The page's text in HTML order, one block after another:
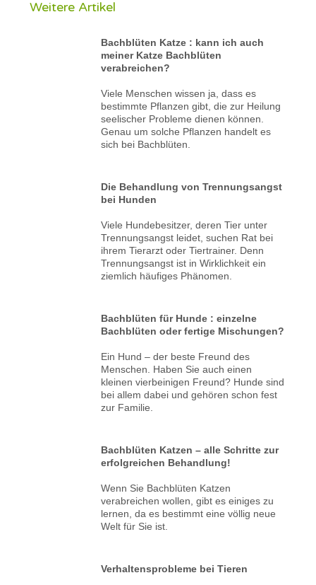
Weitere Artikel
Bachblüten Katze : kann ich auch
meiner Katze Bachblüten
verabreichen?
Viele Menschen wissen ja, dass es
bestimmte Pflanzen gibt, die zur Heilung
seelischer Probleme dienen können.
Genau um solche Pflanzen handelt es
sich bei Bachblüten.
Die Behandlung von Trennungsangst
bei Hunden
Viele Hundebesitzer, deren Tier unter
Trennungsangst leidet, suchen Rat bei
ihrem Tierarzt oder Tiertrainer. Denn
Trennungsangst ist in Wirklichkeit ein
ziemlich häufiges Phänomen.
Bachblüten für Hunde : einzelne
Bachblüten oder fertige Mischungen?
Ein Hund – der beste Freund des
Menschen. Haben Sie auch einen
kleinen vierbeinigen Freund? Hunde sind
bei allem dabei und gehören schon fest
zur Familie.
Bachblüten Katzen – alle Schritte zur
erfolgreichen Behandlung!
Wenn Sie Bachblüten Katzen
verabreichen wollen, gibt es einiges zu
lernen, da es bestimmt eine völlig neue
Welt für Sie ist.
Verhaltensprobleme bei Tieren